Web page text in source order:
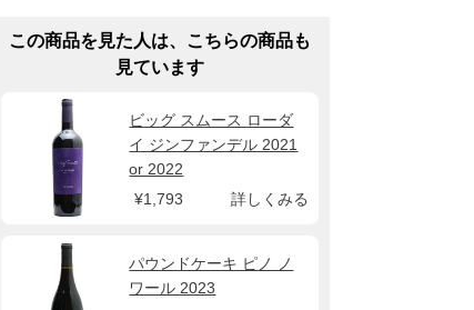
この商品を見た人は、こちらの商品も
見ています
ビッグ スムース ローダ
イ ジンファンデル 2021
or 2022
¥1,793
詳しくみる
パウンドケーキ ピノ ノ
ワール 2023